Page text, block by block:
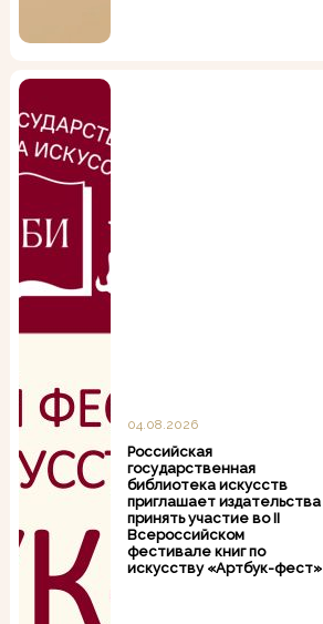
04.08.2026
Российская
государственная
библиотека искусств
приглашает издательства
принять участие во II
Всероссийском
фестивале книг по
искусству «Артбук-фест»